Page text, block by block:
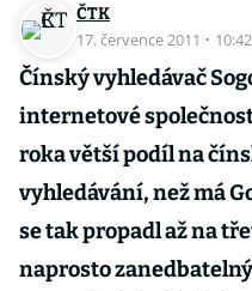
ČTK
17. července 2011 · 10:42
Čínský vyhledávač
internetové
roka větší podíl na
vyhledávání, než má
se tak propadl až na
naprosto